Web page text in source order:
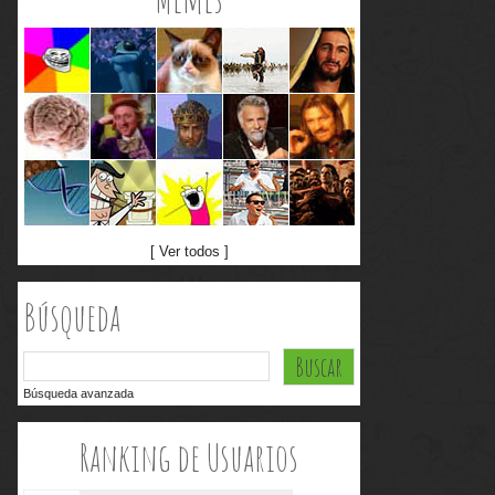
[ Ver todos ]
Búsqueda
Búsqueda avanzada
Ranking de Usuarios